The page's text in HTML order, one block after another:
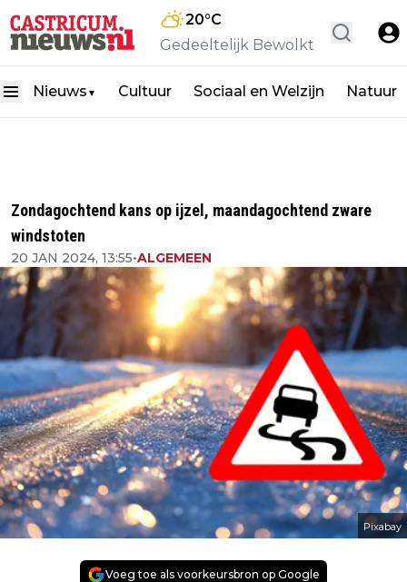
20°C
Gedeeltelijk Bewolkt
Nieuws ▼ Cultuur Sociaal en Welzijn Natuur
Zondagochtend kans op ijzel, maandagochtend zware
windstoten
20 JAN 2024, 13:55•ALGEMEEN
Pixabay
Voeg toe als voorkeursbron op Google